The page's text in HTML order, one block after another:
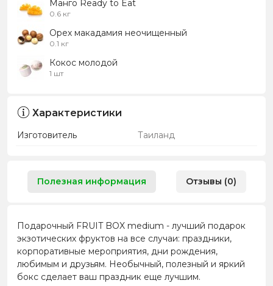
Манго Ready to Eat
0.6 кг
Орех макадамия неочищенный
0.1 кг
Кокос молодой
1 шт
Характеристики
Изготовитель Таиланд
Полезная информация Отзывы (0)
Подарочный FRUIT BOX medium - лучший подарок
экзотических фруктов на все случаи: праздники,
корпоративные мероприятия, дни рождения,
любимым и друзьям. Необычный, полезный и яркий
бокс сделает ваш праздник еще лучшим.